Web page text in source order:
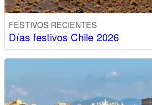
FESTIVOS RECIENTES
Días festivos Chile 2026